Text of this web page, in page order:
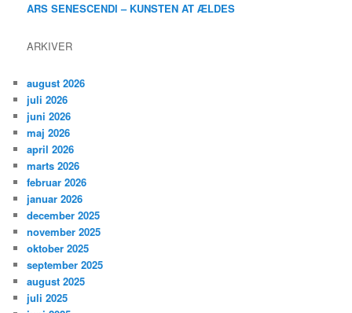
ARS SENESCENDI – KUNSTEN AT ÆLDES
ARKIVER
august 2026
juli 2026
juni 2026
maj 2026
april 2026
marts 2026
februar 2026
januar 2026
december 2025
november 2025
oktober 2025
september 2025
august 2025
juli 2025